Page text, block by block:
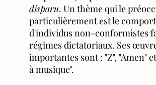
disparu. Un thème qui le
particulièrement est le
d'individus non-conformistes
régimes dictatoriaux. Ses
importantes sont : "Z", "Amen"
à musique".